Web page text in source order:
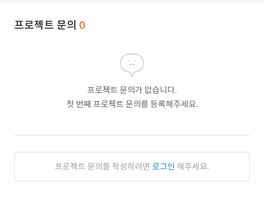
프로젝트 문의 0
프로젝트 문의가 없습니다.
첫 번째 프로젝트 문의를 등록해주세요.
프로젝트 문의를 작성하려면 로그인 해주세요.